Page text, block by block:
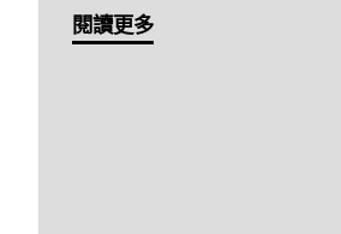
閱讀更多